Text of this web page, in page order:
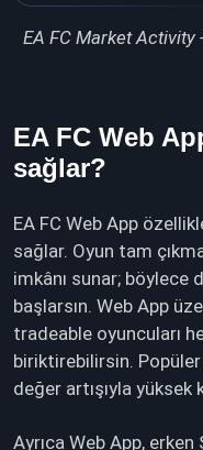
EA FC Market
EA FC Web
sağlar?
EA FC Web App
sağlar. Oyun tam
imkânı sunar; böylece
başlarsın. Web App
tradeable oyuncuları
biriktirebilirsin.
değer artışıyla
Ayrıca Web App,